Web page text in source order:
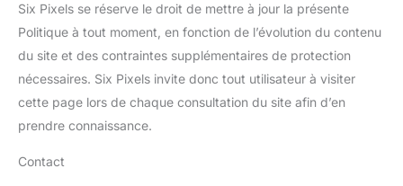
Six Pixels se réserve le droit de mettre à jour la présente
Politique à tout moment, en fonction de l’évolution du contenu
du site et des contraintes supplémentaires de protection
nécessaires. Six Pixels invite donc tout utilisateur à visiter
cette page lors de chaque consultation du site afin d’en
prendre connaissance.
Contact